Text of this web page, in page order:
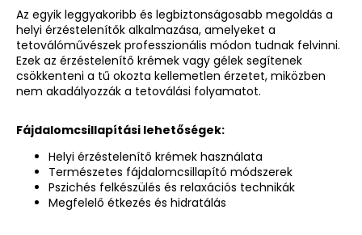
Az egyik leggyakoribb és legbiztonságosabb megoldás a
helyi érzéstelenítők alkalmazása, amelyeket a
tetoválóművészek professzionális módon tudnak felvinni.
Ezek az érzéstelenítő krémek vagy gélek segítenek
csökkenteni a tű okozta kellemetlen érzetet, miközben
nem akadályozzák a tetoválási folyamatot.
Fájdalomcsillapítási lehetőségek:
Helyi érzéstelenítő krémek használata
Természetes fájdalomcsillapító módszerek
Pszichés felkészülés és relaxációs technikák
Megfelelő étkezés és hidratálás